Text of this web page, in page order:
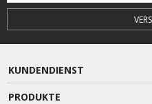
KUNDENDIENST
PRODUKTE